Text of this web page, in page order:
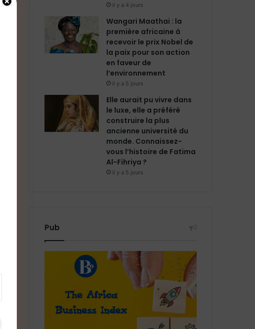
il y a 4 jours
Wangari Maathai : la
première africaine à
recevoir le prix Nobel de
la paix pour son action
en faveur de
l’environnement
il y a 5 jours
Elle aurait pu vivre dans
le luxe, elle a préféré
construire la plus
ancienne université du
monde. Connaissez-
vous l’histoire de Fatima
Al-Fihriya ?
il y a 5 jours
Pub